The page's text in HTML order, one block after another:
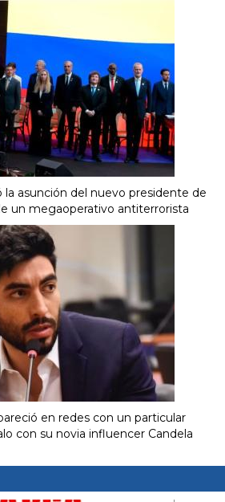
la asunción del nuevo presidente de
un megaoperativo antiterrorista
en redes con un particular
con su novia influencer Candela